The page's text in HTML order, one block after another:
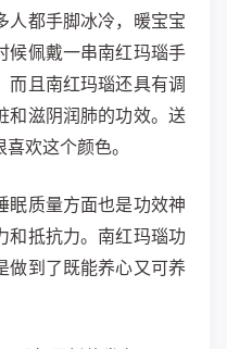
人都手脚冰冷，暖宝宝
候佩戴一串南红玛瑙手
而且南红玛瑙还具有调
和滋阴润肺的功效。送
欢这个颜色。
眠质量方面也是功效神
和抵抗力。南红玛瑙功
做到了既能养心又可养